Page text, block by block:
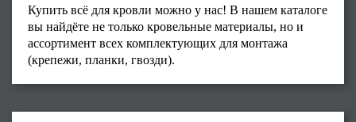
Купить всё для кровли можно у нас! В нашем каталоге
вы найдёте не только кровельные материалы, но и
ассортимент всех комплектующих для монтажа
(крепежи, планки, гвозди).